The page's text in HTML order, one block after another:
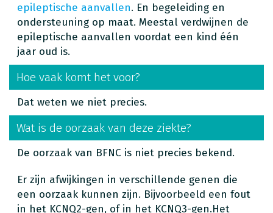
epileptische aanvallen. En begeleiding en
ondersteuning op maat. Meestal verdwijnen de
epileptische aanvallen voordat een kind één
jaar oud is.
Hoe vaak komt het voor?
Dat weten we niet precies.
Wat is de oorzaak van deze ziekte?
De oorzaak van BFNC is niet precies bekend.
Er zijn afwijkingen in verschillende genen die
een oorzaak kunnen zijn. Bijvoorbeeld een fout
in het KCNQ2-gen, of in het KCNQ3-gen.Het